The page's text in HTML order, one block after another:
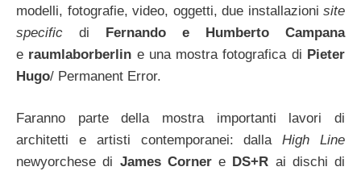
modelli, fotografie, video, oggetti, due installazioni site
specific di Fernando e Humberto Campana
e raumlaborberlin e una mostra fotografica di Pieter
Hugo/ Permanent Error.
Faranno parte della mostra importanti lavori di
architetti e artisti contemporanei: dallaHigh Line
newyorchese di James Cornere DS+R ai dischi di